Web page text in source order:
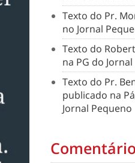
Texto do Pr.
no Jornal
Texto do
na PG do
Texto do Pr.
publicado na
Jornal Pequeno